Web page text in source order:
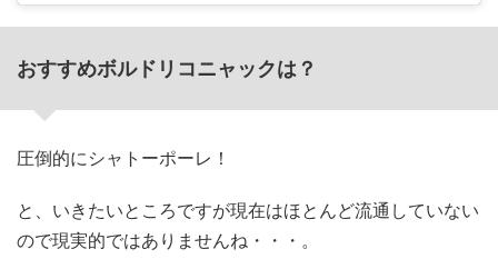
おすすめボルドリコニャックは？
圧倒的にシャトーポーレ！
と、いきたいところですが現在はほとんど流通していない
ので現実的ではありませんね・・・。